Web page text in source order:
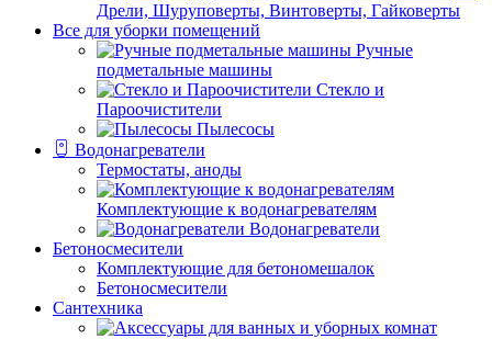
Дрели, Шуруповерты, Винтоверты, Гайковерты
Все для уборки помещений
Ручные
подметальные машины
Стекло и
Пароочистители
Пылесосы
Водонагреватели
Термостаты, аноды
Комплектующие к водонагревателям
Водонагреватели
Бетоносмесители
Комплектующие для бетономешалок
Бетоносмесители
Сантехника